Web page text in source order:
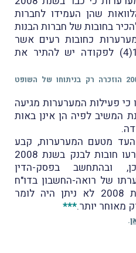
שהן העמידו לחברות
בחובות של חברות הבנות
כחובות רעים אשר
בהתאם להוראות סעיף 17(4) לפקודה יש להתיר את
* נציין, כי הטענה לגבי שנת 2008 הוזכרה רק בניתוחו של השופט
כי פעילות המערערות מגיעה
המשיב לפיה הן אינן באות
מטעם המערערות, קבע
השופט, כי חברות הבנות פרעו חובות לבנק בשנת 2008
ובהתחשב בפסק-הדין
של רואה-החשבון בדו"ח
נראה כי בשנת 2008 לא ניתן היה לומר
מאוחר יותר.***
.